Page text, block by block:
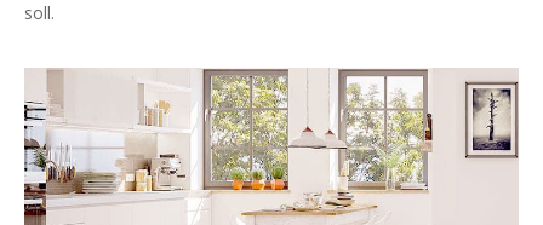
soll.